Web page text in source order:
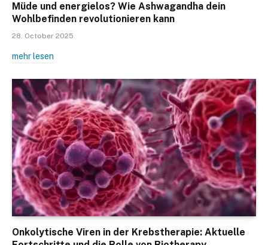
Müde und energielos? Wie Ashwagandha dein
Wohlbefinden revolutionieren kann
28. October 2025
mehr lesen
Onkolytische Viren in der Krebstherapie: Aktuelle